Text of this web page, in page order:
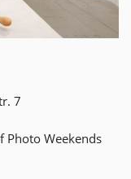
7
Photo Weekends